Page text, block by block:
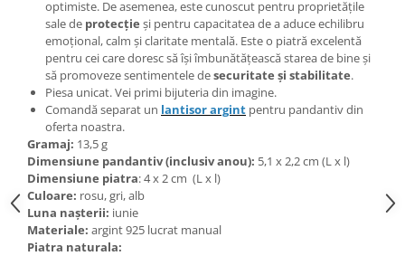
Bijuterii morganit
optimiste. De asemenea, este cunoscut pentru proprietățile
sale de protecție și pentru capacitatea de a aduce echilibru
emoțional, calm și claritate mentală. Este o piatră excelentă
pentru cei care doresc să își îmbunătățească starea de bine și
să promoveze sentimentele desecuritate și stabilitate.
Piesa unicat. Vei primi bijuteria din imagine.
Comandă separat un lantisor argint pentru pandantiv din
oferta noastra.
Gramaj: 13,5 g
Dimensiune pandantiv (inclusiv anou): 5,1 x 2,2 cm (L x l)
Dimensiune piatra: 4 x 2 cm (L x l)
Culoare: rosu, gri, alb
Luna nașterii: iunie
Materiale: argint 925 lucrat manual
Piatra naturala: